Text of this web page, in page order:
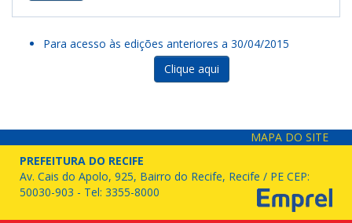
Para acesso às edições anteriores a 30/04/2015
Clique aqui
MAPA DO SITE
PREFEITURA DO RECIFE
Av. Cais do Apolo, 925, Bairro do Recife, Recife / PE CEP:
50030-903 - Tel: 3355-8000